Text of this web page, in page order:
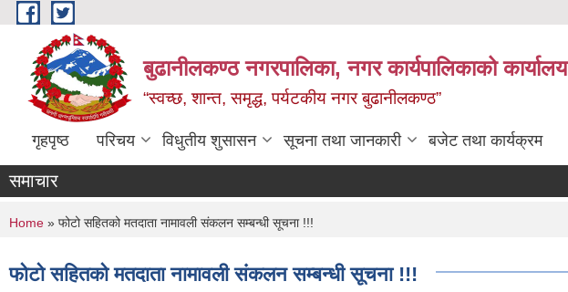
Skip to main content
बुढानीलकण्ठ नगरपालिका, नगर कार्यपालिकाको कार्यालय
“स्वच्छ, शान्त, समृद्ध, पर्यटकीय नगर बुढानीलकण्ठ”
गृहपृष्ठ परिचय विधुतीय शुसासन सूचना तथा जानकारी बजेट तथा कार्यक्रम
समाचार
You are here
Home » फोटो सहितको मतदाता नामावली संकलन सम्बन्धी सूचना !!!
फोटो सहितको मतदाता नामावली संकलन सम्बन्धी सूचना !!!